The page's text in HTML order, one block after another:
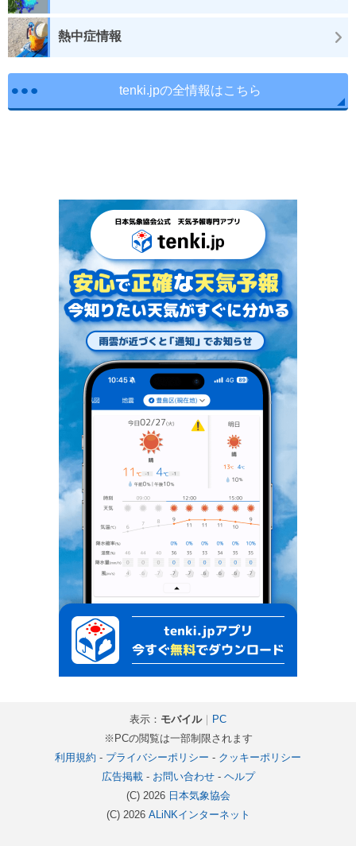
熱中症情報
tenki.jpの全情報はこちら
表示： モバイル｜ PC
※PCの閲覧は一部制限されます
利用規約 - プライバシーポリシー - クッキーポリシー
広告掲載- お問い合わせ- ヘルプ
(C) 2026 日本気象協会
(C) 2026 ALiNKインターネット